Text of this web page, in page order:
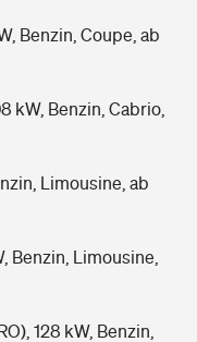
Benzin, Coupe, ab
kW, Benzin, Cabrio,
Limousine, ab
Benzin, Limousine,
128 kW, Benzin,